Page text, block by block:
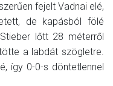
fejelt Vadnai elé,
de kapásból fölé
lőtt 28 méterről
a labdát szögletre.
így 0-0-s döntetlennel